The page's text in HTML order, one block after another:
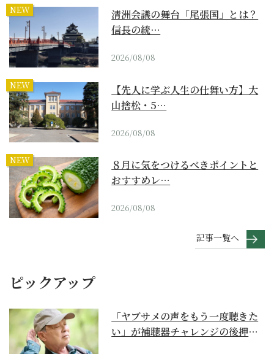
NEW
清洲会議の舞台「尾張国」とは？
信長の統…
2026/08/08
NEW
【先人に学ぶ人生の仕舞い方】大
山捨松・5…
2026/08/08
NEW
８月に気をつけるべきポイントと
おすすめレ…
2026/08/08
記事一覧へ
ピックアップ
「ヤブサメの声をもう一度聴きた
い」が補聴器チャレンジの後押し